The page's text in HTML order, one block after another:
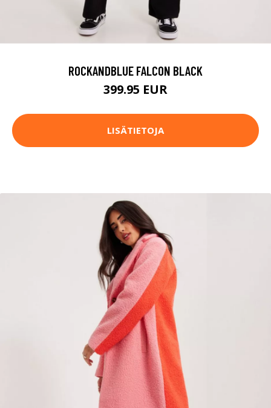
ROCKANDBLUE FALCON BLACK
399.95 EUR
LISÄTIETOJA